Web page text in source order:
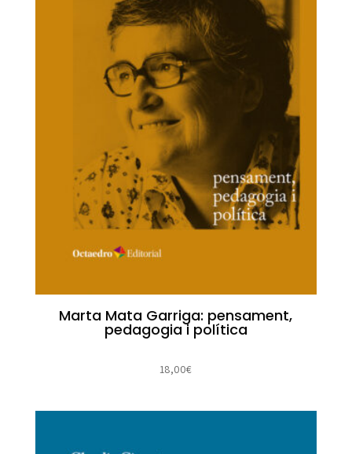
Marta Mata Garriga: pensament,
pedagogia i política
18,00€